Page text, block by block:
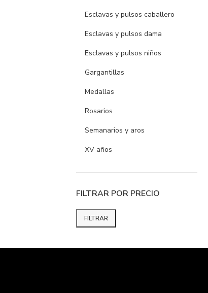
Esclavas y pulsos caballero
Esclavas y pulsos dama
Esclavas y pulsos niños
Gargantillas
Medallas
Rosarios
Semanarios y aros
XV años
FILTRAR POR PRECIO
Precio
Precio
FILTRAR